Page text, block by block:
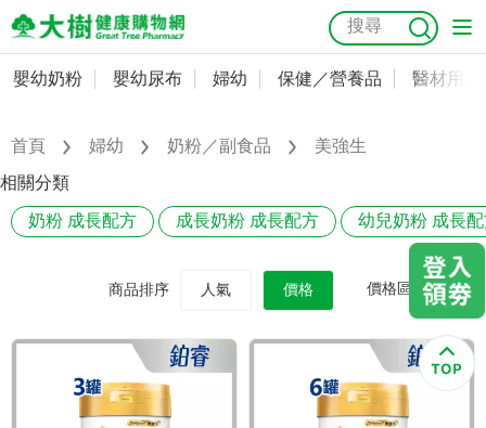
嬰幼奶粉
嬰幼尿布
婦幼
成人照護
抗菌 尿布 大樹獨家 益生菌 魚油 幼兒米餅
奶瓶奶嘴
會員資料及密碼修改
常用收件人清單
訂單查詢
購物金查詢
嬰幼奶粉 嬰幼尿布 婦幼 保健／營養品 醫材用品
首頁 婦幼 奶粉／副食品
美強生
相關分類
奶粉 成長配方 成長奶粉 成長配方 幼兒奶粉 成長
商品排序 人氣 價格 價格區間